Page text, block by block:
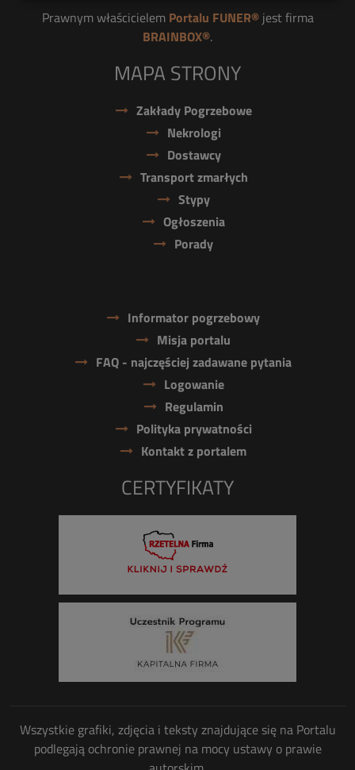
Prawnym właścicielem Portalu FUNER®jest firma
BRAINBOX®.
MAPA STRONY
Zakłady Pogrzebowe
Nekrologi
Dostawcy
Transport zmarłych
Stypy
Ogłoszenia
Porady
Informator pogrzebowy
Misja portalu
FAQ - najczęściej zadawane pytania
Logowanie
Regulamin
Polityka prywatności
Kontakt z portalem
CERTYFIKATY
Wszystkie grafiki, zdjęcia i teksty znajdujące się na Portalu
podlegają ochronie prawnej na mocy ustawy o prawie